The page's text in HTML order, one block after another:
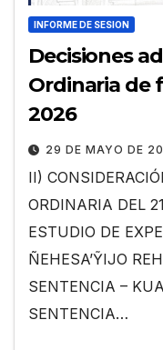
INFORME DE SESION
Decisiones
Ordinaria de
2026
29 DE MAYO DE
II)
ORDINARIA DEL
ESTUDIO DE
ÑEHESA’ỸIJO
SENTENCIA –
SENTENCIA…